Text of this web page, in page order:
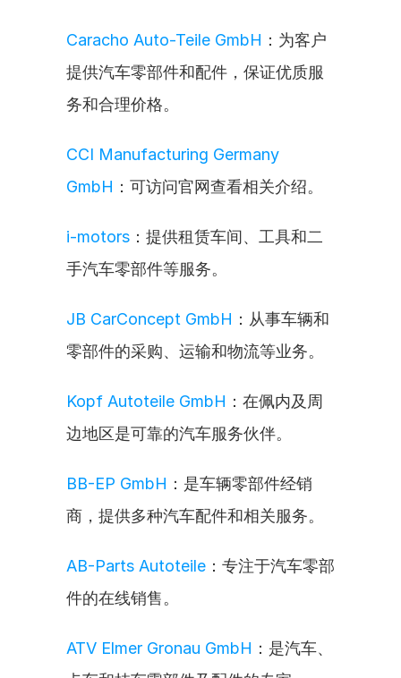
Caracho Auto-Teile GmbH ：为客户
提供汽车零部件和配件，保证优质服
务和合理价格。
CCI Manufacturing Germany
GmbH ：可访问官网查看相关介绍。
i-motors ：提供租赁车间、工具和二
手汽车零部件等服务。
JB CarConcept GmbH ：从事车辆和
零部件的采购、运输和物流等业务。
Kopf Autoteile GmbH ：在佩内及周
边地区是可靠的汽车服务伙伴。
BB-EP GmbH ：是车辆零部件经销
商，提供多种汽车配件和相关服务。
AB-Parts Autoteile ：专注于汽车零部
件的在线销售。
ATV Elmer Gronau GmbH ：是汽车、